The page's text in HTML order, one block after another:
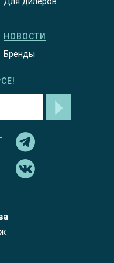
НОВОСТИ
Бренды